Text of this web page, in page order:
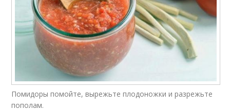
Помидоры помойте, вырежьте плодоножки и разрежьте
пополам.